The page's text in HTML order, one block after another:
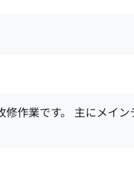
作業です。 主にメイ